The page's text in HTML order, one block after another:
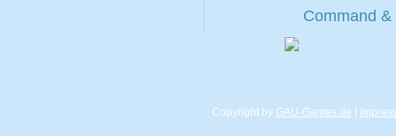
Command
Copyright by GAU-Games.de